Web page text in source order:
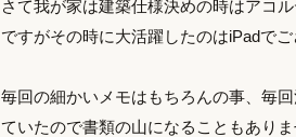
さて我が家は建築仕様決めの時はアコ
ですがその時に大活躍したのはiPadでご
毎回の細かいメモはもちろんの事、毎
ていたので書類の山になることもありま